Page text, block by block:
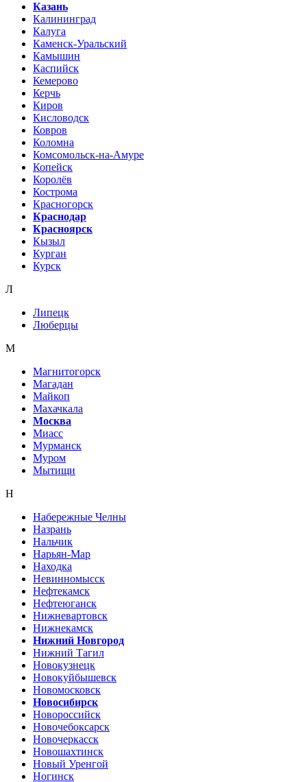
Казань
Калининград
Калуга
Каменск-Уральский
Камышин
Каспийск
Кемерово
Керчь
Киров
Кисловодск
Ковров
Коломна
Комсомольск-на-Амуре
Копейск
Королёв
Кострома
Красногорск
Краснодар
Красноярск
Кызыл
Курган
Курск
Л
Липецк
Люберцы
М
Магнитогорск
Магадан
Майкоп
Махачкала
Москва
Миасс
Мурманск
Муром
Мытищи
Н
Набережные Челны
Назрань
Нальчик
Нарьян-Мар
Находка
Невинномысск
Нефтекамск
Нефтеюганск
Нижневартовск
Нижнекамск
Нижний Новгород
Нижний Тагил
Новокузнецк
Новокуйбышевск
Новомосковск
Новосибирск
Новороссийск
Новочебоксарск
Новочеркасск
Новошахтинск
Новый Уренгой
Ногинск